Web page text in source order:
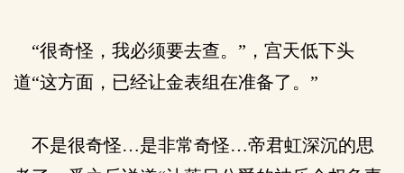
“很奇怪，我必须要去查。”，宫天低下头
道“这方面，已经让金表组在准备了。”
不是很奇怪…是非常奇怪…帝君虹深沉的思